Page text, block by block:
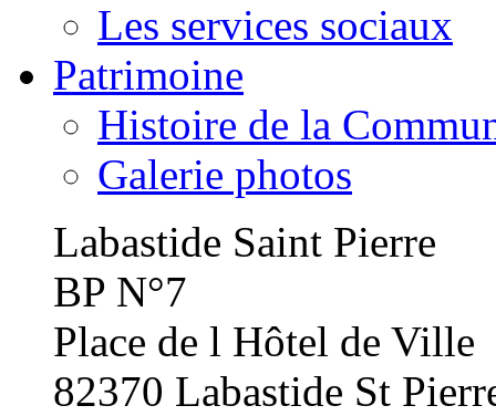
Les services sociaux
Patrimoine
Histoire de la
Galerie photos
Labastide Saint Pierre
BP N°7
Place de l Hôtel de Ville
82370 Labastide St